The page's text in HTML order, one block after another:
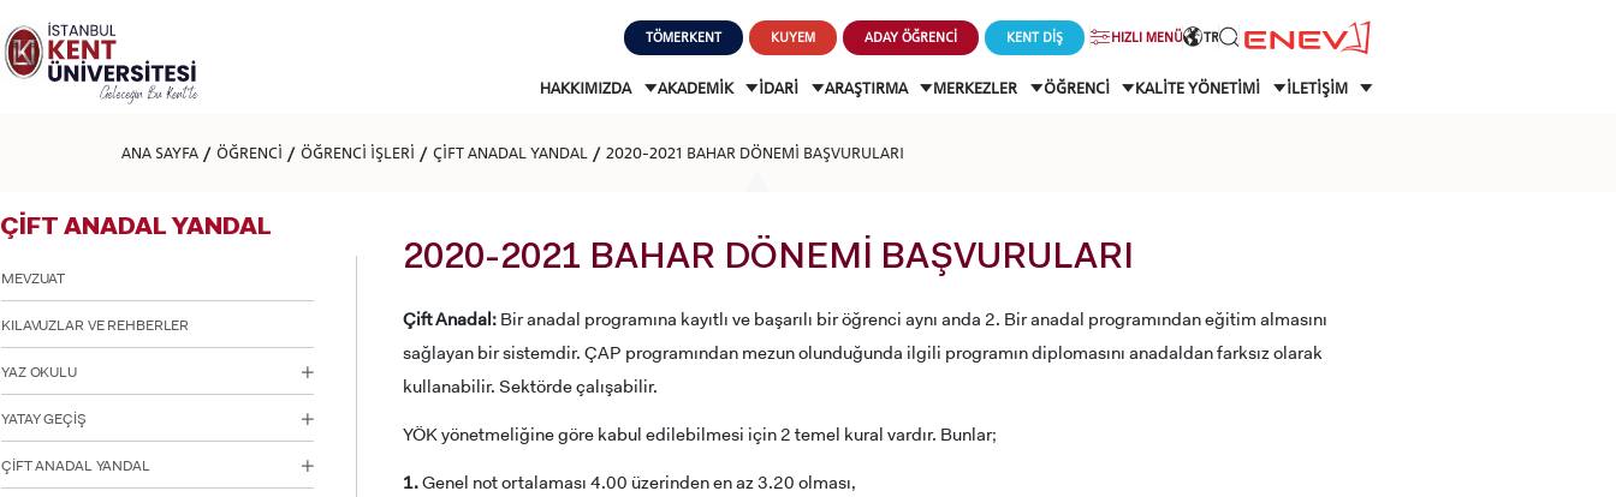
dikkat:
Bu
web
sitesini,
okuyucu
engellilere
ayarlamak
için
Control-
F11'e
basın;
Erişilebilirlik
TÖMERKENT KUYEM ADAY ÖĞRENCİ KENT DİŞ HIZLI MENÜ TR
HAKKIMIZDA AKADEMİK İDARİ ARAŞTIRMA MERKEZLER ÖĞRENCİ KALİTE YÖNETİMİ İLETİŞİM
ANA SAYFA ÖĞRENCİ ÖĞRENCİ İŞLERİ ÇİFT ANADAL YANDAL 2020-2021 BAHAR DÖNEMİ BAŞVURULARI
ÇİFT ANADAL YANDAL
MEVZUAT
KILAVUZLAR VE REHBERLER
YAZ OKULU
YATAY GEÇİŞ
ÇİFT ANADAL YANDAL
2020-2021 BAHAR DÖNEMİ BAŞVURULARI
Çift Anadal:Bir anadal programına kayıtlı ve başarılı bir öğrenci aynı anda 2. Bir anadal programından eğitim almasını
sağlayan bir sistemdir. ÇAP programından mezun olunduğunda ilgili programın diplomasını anadaldan farksız olarak
kullanabilir. Sektörde çalışabilir.
YÖK yönetmeliğine göre kabul edilebilmesi için 2 temel kural vardır. Bunlar;
1.Genel not ortalaması 4.00 üzerinden en az 3.20 olması,